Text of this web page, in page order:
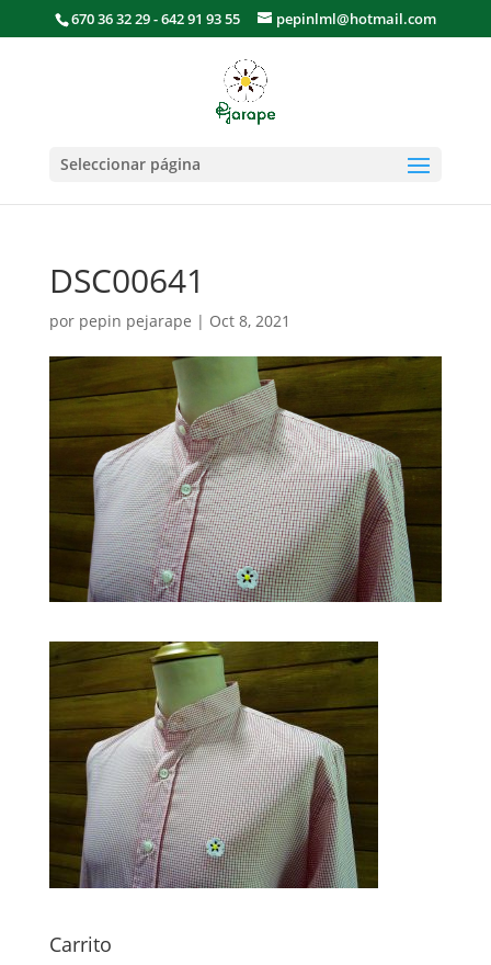
670 36 32 29 - 642 91 93 55 pepinlml@hotmail.com
Seleccionar página
DSC00641
por pepin pejarape | Oct 8, 2021
Carrito